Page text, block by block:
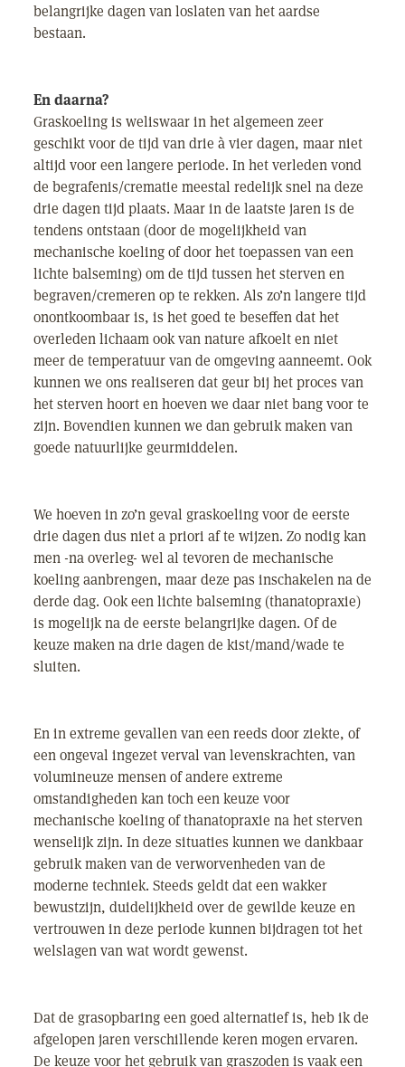
belangrijke dagen van loslaten van het aardse
bestaan.
En daarna?
Graskoeling is weliswaar in het algemeen zeer
geschikt voor de tijd van drie à vier dagen, maar niet
altijd voor een langere periode. In het verleden vond
de begrafenis/crematie meestal redelijk snel na deze
drie dagen tijd plaats. Maar in de laatste jaren is de
tendens ontstaan (door de mogelijkheid van
mechanische koeling of door het toepassen van een
lichte balseming) om de tijd tussen het sterven en
begraven/cremeren op te rekken. Als zo’n langere tijd
onontkoombaar is, is het goed te beseffen dat het
overleden lichaam ook van nature afkoelt en niet
meer de temperatuur van de omgeving aanneemt. Ook
kunnen we ons realiseren dat geur bij het proces van
het sterven hoort en hoeven we daar niet bang voor te
zijn. Bovendien kunnen we dan gebruik maken van
goede natuurlijke geurmiddelen.
We hoeven in zo’n geval graskoeling voor de eerste
drie dagen dus niet a priori af te wijzen. Zo nodig kan
men -na overleg- wel al tevoren de mechanische
koeling aanbrengen, maar deze pas inschakelen na de
derde dag. Ook een lichte balseming (thanatopraxie)
is mogelijk na de eerste belangrijke dagen. Of de
keuze maken na drie dagen de kist/mand/wade te
sluiten.
En in extreme gevallen van een reeds door ziekte, of
een ongeval ingezet verval van levenskrachten, van
volumineuze mensen of andere extreme
omstandigheden kan toch een keuze voor
mechanische koeling of thanatopraxie na het sterven
wenselijk zijn. In deze situaties kunnen we dankbaar
gebruik maken van de verworvenheden van de
moderne techniek. Steeds geldt dat een wakker
bewustzijn, duidelijkheid over de gewilde keuze en
vertrouwen in deze periode kunnen bijdragen tot het
welslagen van wat wordt gewenst.
Dat de grasopbaring een goed alternatief is, heb ik de
afgelopen jaren verschillende keren mogen ervaren.
De keuze voor het gebruik van graszoden is vaak een